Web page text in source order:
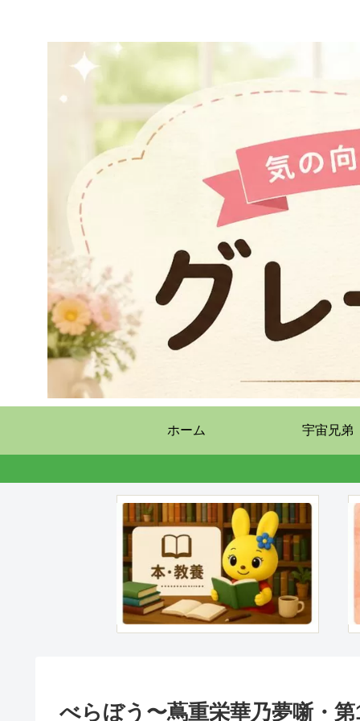
ホーム 宇宙兄弟
べらぼう〜蔦重栄華乃夢噺・